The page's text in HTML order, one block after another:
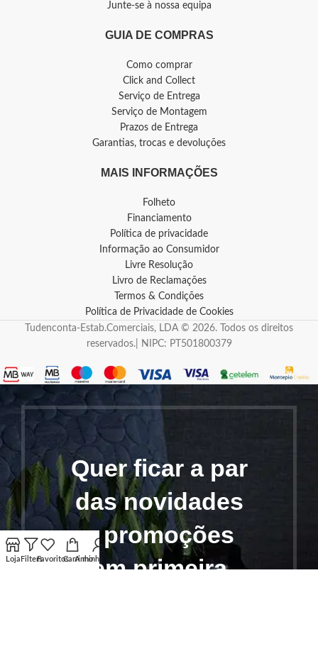
Junte-se à nossa equipa
GUIA DE COMPRAS
Como comprar
Click and Collect
Serviço de Entrega
Serviço de Montagem
Prazos de Entrega
Garantias, trocas e devoluções
MAIS INFORMAÇÕES
Folheto
Financiamento
Política de privacidade
Informação ao Consumidor
Livre Resolução
Livro de Reclamações
Termos & Condições
Política de Privacidade de Cookies
Tudenconta-Estab.Comerciais, LDA © 2026. Todos os direitos
reservados.| NIPC: PT501800379
Quer ficar a par
das novidades
e promoções
em primeira
Loja FiltersFavoritosCarrinho
A minha conta